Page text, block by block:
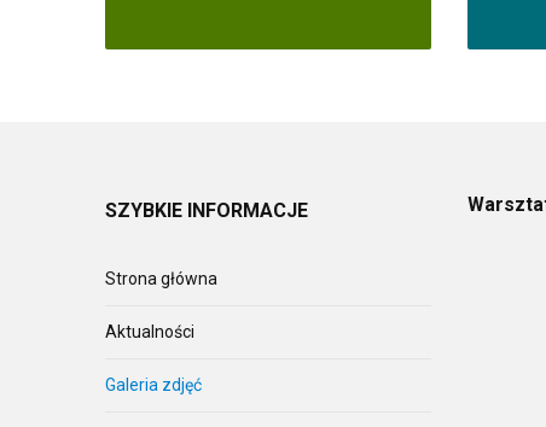
SZYBKIE INFORMACJE
Strona główna
Aktualności
Galeria zdjęć